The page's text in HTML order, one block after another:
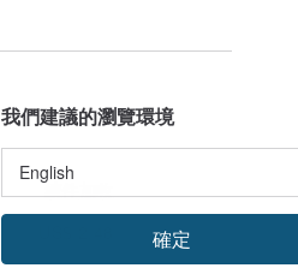
續件加收
我們建議的瀏覽環境
確定